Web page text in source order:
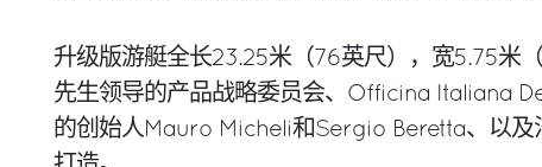
升级版游艇全长23.25米（76英尺），宽5.75米
先生领导的产品战略委员会、Officina Italiana
的创始人Mauro Micheli和Sergio Beretta、以及